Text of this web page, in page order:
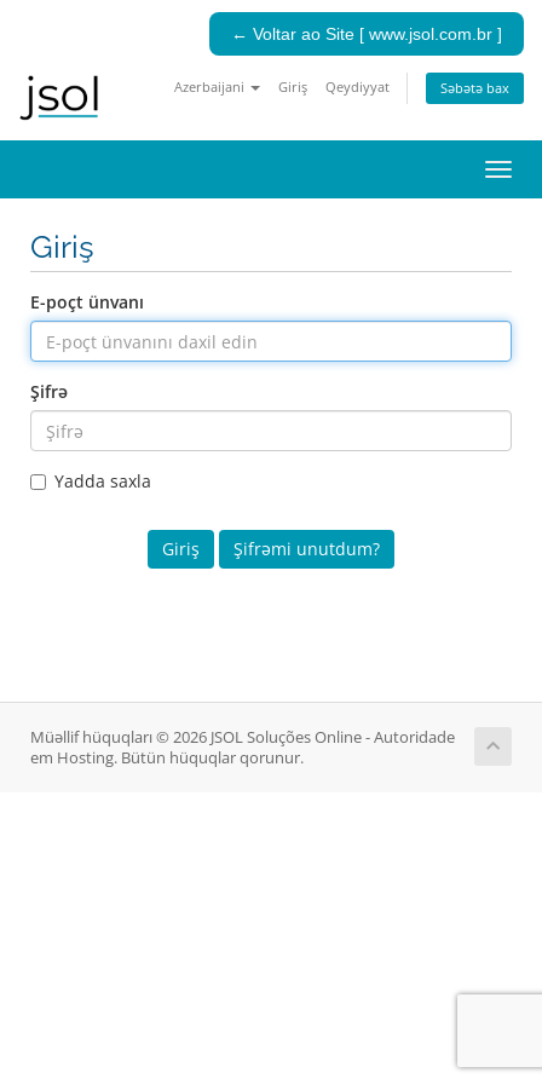
← Voltar ao Site [ www.jsol.com.br ]
Azerbaijani Giriş Qeydiyyat Səbətə bax
keçid
Giriş
E-poçt ünvanı
Şifrə
Yadda saxla
Şifrəmi unutdum?
Müəllif hüquqları © 2026 JSOL Soluções Online - Autoridade
em Hosting. Bütün hüquqlar qorunur.